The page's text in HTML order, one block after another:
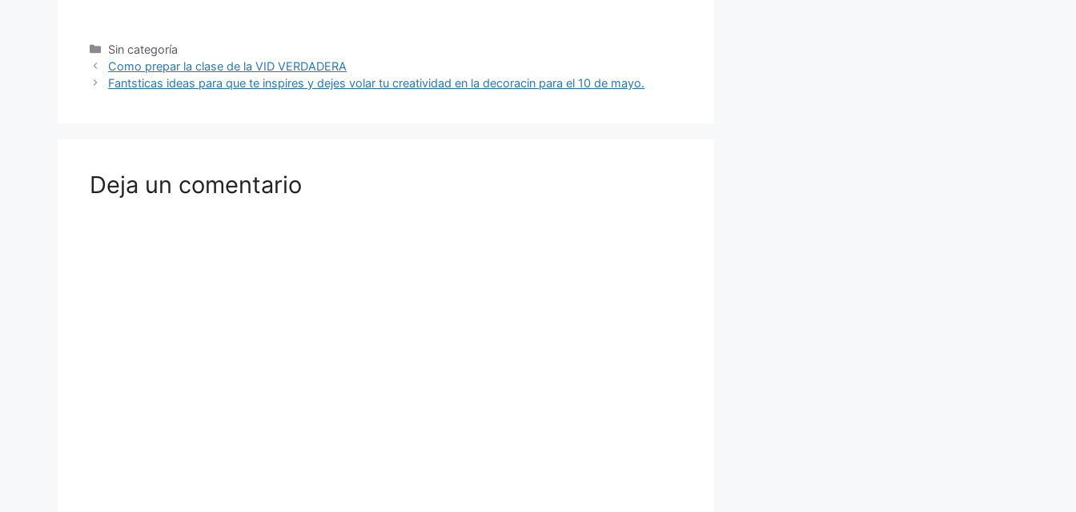
Sin categoría
Como prepar la clase de la VID VERDADERA
Fantsticas ideas para que te inspires y dejes volar tu creatividad en la decoracin para el 10 de mayo.
Deja un comentario